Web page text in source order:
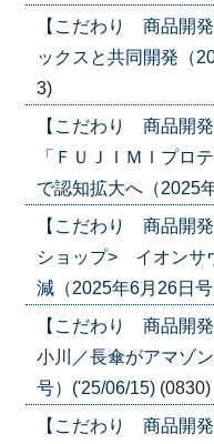
【こだわり 商品開
ックスと共同開発（
3)
【こだわり 商品開
「ＦＵＪＩＭＩプロ
で認知拡大へ（2025
【こだわり 商品開
ショップ> イオンサ
減（2025年6月26日
【こだわり 商品開
小川／長傘がアマゾ
号）('25/06/15) (0830)
【こだわり 商品開